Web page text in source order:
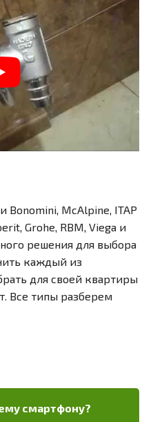
Bonomini, McAlpine, ITAP
Grohe, RBM, Viega и
решения для выбора
каждый из
для своей квартиры
Все типы разберем
смартфону?